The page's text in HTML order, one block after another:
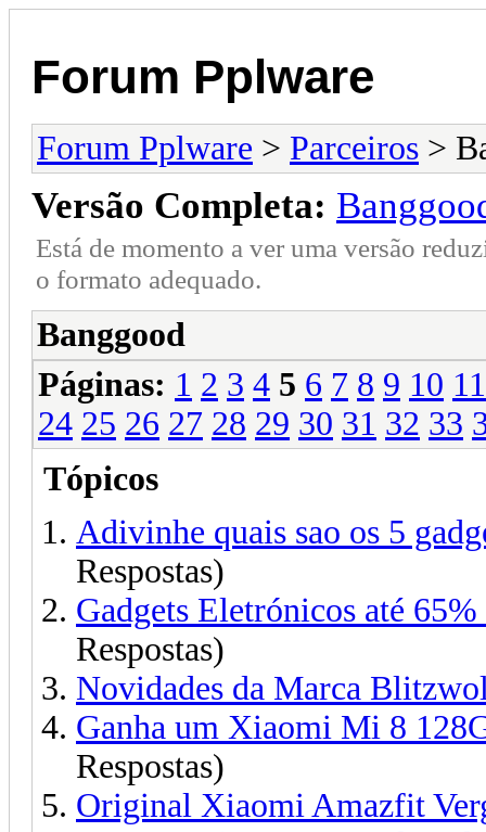
Forum Pplware
Forum Pplware > Parceiros >
Versão Completa:
Está de momento a ver uma versão
o formato adequado.
Banggood
Páginas: 1 2 3 4 5 6 7 8 9 10 11
24 25 26 27 28 29 30 31 32 33
Tópicos
Adivinhe quais sao os 5
Respostas)
Gadgets Eletrónicos até
Respostas)
Novidades da Marca
Ganha um Xiaomi Mi 8
Respostas)
Original Xiaomi Amazfit